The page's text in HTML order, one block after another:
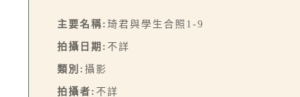
主要名稱: 琦君與學生合照1-9
拍攝日期: 不詳
類別: 攝影
拍攝者: 不詳